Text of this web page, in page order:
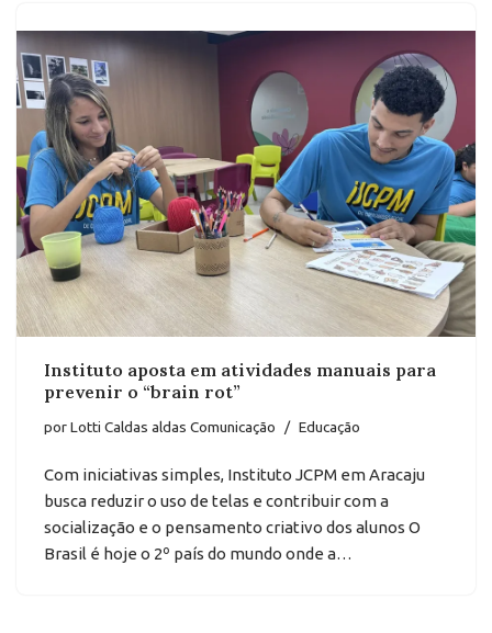
Instituto aposta em atividades manuais para
prevenir o “brain rot”
porLotti Caldas aldas Comunicação Educação
Com iniciativas simples, Instituto JCPM em Aracaju
busca reduzir o uso de telas e contribuir com a
socialização e o pensamento criativo dos alunos O
Brasil é hoje o 2º país do mundo onde a…